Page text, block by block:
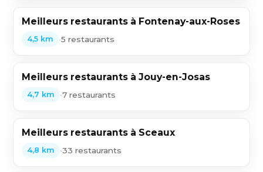
Meilleurs restaurants à Fontenay-aux-Roses
4,5 km •5 restaurants
Meilleurs restaurants à Jouy-en-Josas
4,7 km •7 restaurants
Meilleurs restaurants à Sceaux
4,8 km •33 restaurants